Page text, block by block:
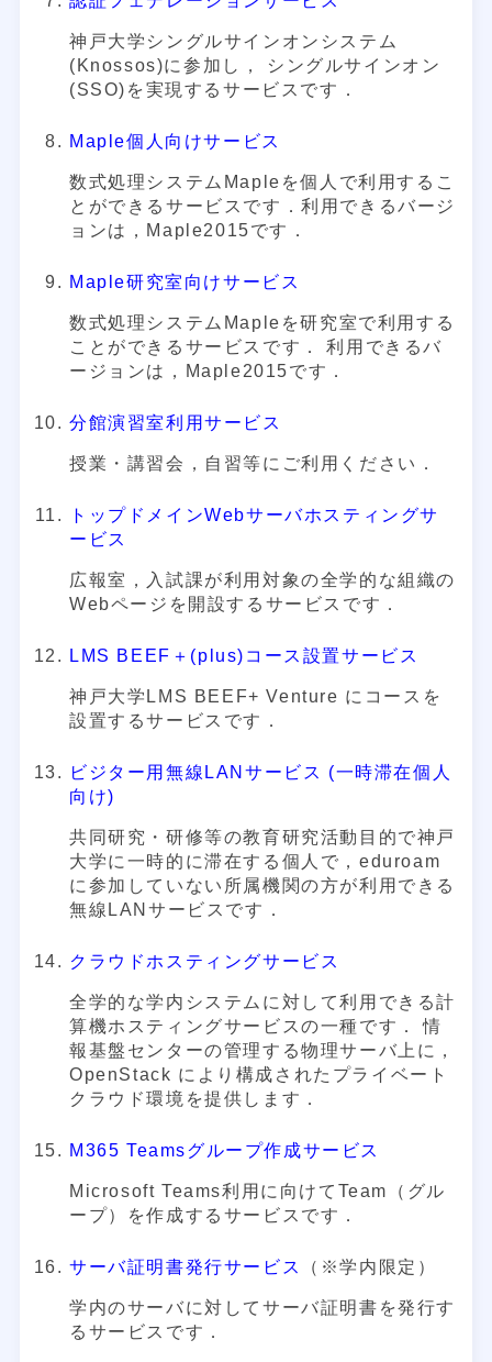
神戸大学シングルサインオンシステム
(Knossos)に参加し， シングルサインオン
(SSO)を実現するサービスです．
Maple個人向けサービス
数式処理システムMapleを個人で利用するこ
とができるサービスです．利用できるバージ
ョンは，Maple2015です．
Maple研究室向けサービス
数式処理システムMapleを研究室で利用する
ことができるサービスです． 利用できるバ
ージョンは，Maple2015です．
分館演習室利用サービス
授業・講習会，自習等にご利用ください．
トップドメインWebサーバホスティングサ
ービス
広報室，入試課が利用対象の全学的な組織の
Webページを開設するサービスです．
LMS BEEF＋(plus)コース設置サービス
神戸大学LMS BEEF+ Venture にコースを
設置するサービスです．
ビジター用無線LANサービス (一時滞在個人
向け)
共同研究・研修等の教育研究活動目的で神戸
大学に一時的に滞在する個人で，eduroam
に参加していない所属機関の方が利用できる
無線LANサービスです．
クラウドホスティングサービス
全学的な学内システムに対して利用できる計
算機ホスティングサービスの一種です． 情
報基盤センターの管理する物理サーバ上に，
OpenStack により構成されたプライベート
クラウド環境を提供します．
M365 Teamsグループ作成サービス
Microsoft Teams利用に向けてTeam（グル
ープ）を作成するサービスです．
サーバ証明書発行サービス （※学内限定）
学内のサーバに対してサーバ証明書を発行す
るサービスです．